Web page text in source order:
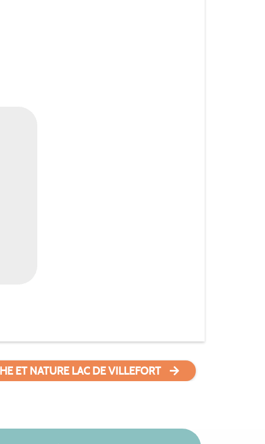
ET NATURE LAC DE VILLEFORT